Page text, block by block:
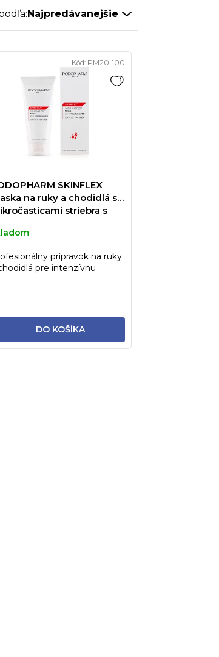
Najpredávanejšie
SKINFLEX
na ruky a chodidlá s
striebra s
DO KOŠÍKA
prípravok na ruky
pre intenzívnu
Kód: PM20-100